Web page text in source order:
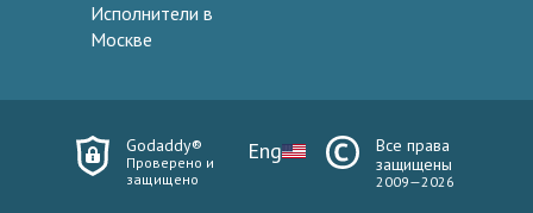
Исполнители в
Москве
Godaddy®
Проверено и
защищено
Eng
Все права
защищены
2009—2026